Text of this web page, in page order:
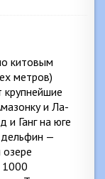
китовым
метров)
и Ла-
Ганг на юге
—
1000